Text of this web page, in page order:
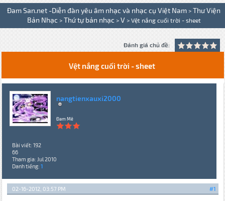
Đam San.net -Diễn đàn yêu âm nhạc và nhạc cụ Việt Nam > Thư Viện
Bản Nhạc > Thứ tự bản nhạc > V > Vệt nắng cuối trời - sheet
Đánh giá chủ đề:
Vệt nắng cuối trời - sheet
nangtienxauxi2000
Đam Mê
Bài viết: 192
66
Tham gia: Jul 2010
Danh tiếng: 1
#1
02-16-2012, 03:57 PM